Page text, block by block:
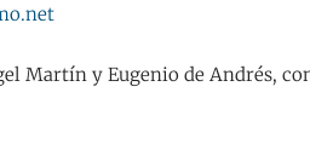
Martín y Eugenio de Andrés,